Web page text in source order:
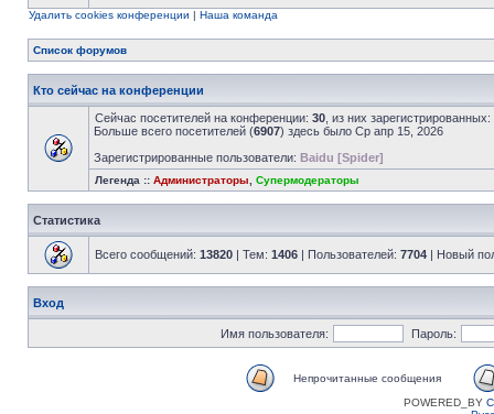
Удалить cookies конференции | Наша команда
Список форумов
Кто сейчас на конференции
Сейчас посетителей на конференции: 30 , из них
Больше всего посетителей (6907) здесь было Ср апр 15, 2026
Зарегистрированные пользователи: Baidu [Spider]
Легенда :: Администраторы Супермодераторы
Статистика
Всего сообщений: 13820 | Тем: 1406 | Пользователей: 7704 | Новый
Вход
Имя пользователя: Пароль:
Непрочитанные сообщения
POWERED_BY